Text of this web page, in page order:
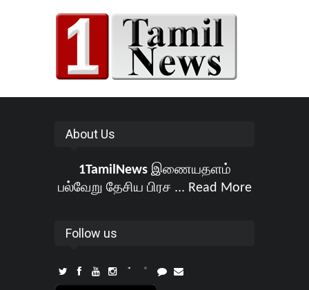
About Us
1TamilNewsஇணையதளம்
பல்வேறு தேசிய பிரச ... Read More
Follow us